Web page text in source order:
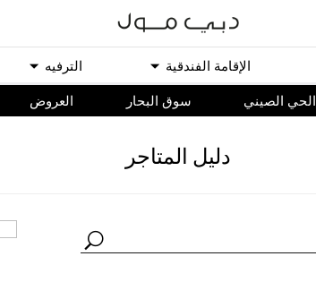
اﻹﻗﺎﻣﺔ اﻟﻔﻨﺪﻗﻴﺔ اﻟﺘﺮﻓﻴﻪ
الحي الصيني سوق البحار اﻟﻌﺮﻭﺽ
ﺩﻟﻴﻞ اﻟﻤﺘﺎﺟﺮ